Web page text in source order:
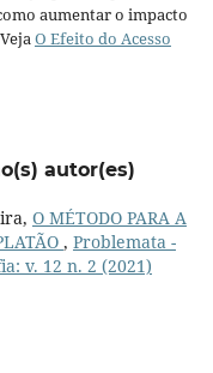
aumentar o impacto
O Efeito do Acesso
autor(es)
O MÉTODO PARA A
, Problemata -
v. 12 n. 2 (2021)